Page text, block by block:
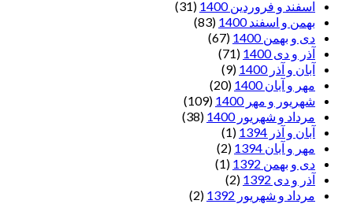
اسفند و فروردین 1400
(31)
بهمن و اسفند 1400
(83)
دی و بهمن 1400
(67)
آذر و دی 1400
(71)
آبان و آذر 1400
(9)
مهر و آبان 1400
(20)
شهریور و مهر 1400
(109)
مرداد و شهریور 1400
(38)
آبان و آذر 1394
(1)
مهر و آبان 1394
(2)
دی و بهمن 1392
(1)
آذر و دی 1392
(2)
مرداد و شهریور 1392
(2)